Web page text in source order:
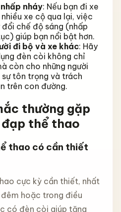
nháy: Nếu bạn đi xe
xe cộ qua lại, việc
chế độ sáng (nhấp
giúp bạn nổi bật hơn.
đi bộ và xe khác: Hãy
đèn còi không chỉ
còn cho những người
sự tôn trọng và trách
trên con đường.
thường gặp
thể thao
thao có cần thiết
cực kỳ cần thiết, nhất
hoặc trong điều
có đèn còi giúp tăng